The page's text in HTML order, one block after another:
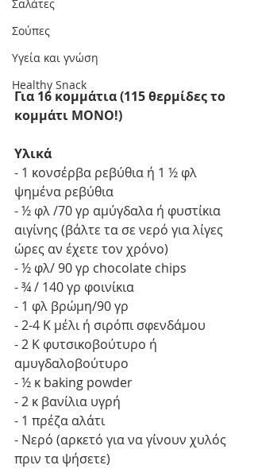
Σαλάτες
Σούπες
Υγεία και γνώση
Healthy Snack
Για 16 κομμάτια (115 θερμίδες το
κομμάτι ΜΟΝΟ!)
Υλικά
- 1 κονσέρβα ρεβύθια ή 1 ½ φλ
ψημένα ρεβύθια
- ½ φλ /70 γρ αμύγδαλα ή φυστίκια
αιγίνης (βάλτε τα σε νερό για λίγες
ώρες αν έχετε τον χρόνο)
- ½ φλ/ 90 γρ chocolate chips
- ¾ / 140 γρ φοινίκια
- 1 φλ βρώμη/90 γρ
- 2-4 Κ μέλι ή σιρόπι σφενδάμου
- 2 Κ φυτσικοβούτυρο ή
αμυγδαλοβούτυρο
- ½ κ baking powder
- 2 κ βανίλια υγρή
- 1 πρέζα αλάτι
- Νερό (αρκετό για να γίνουν χυλός
πριν τα ψήσετε)